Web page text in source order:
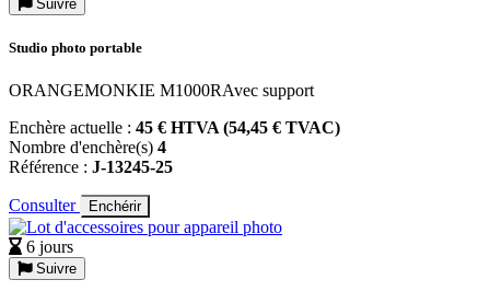
Suivre
Studio photo portable
ORANGEMONKIE M1000RAvec support
Enchère actuelle : 45 € HTVA (54,45 € TVAC)
Nombre d'enchère(s) 4
Référence : J-13245-25
Consulter Enchérir
6 jours
Suivre